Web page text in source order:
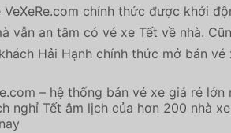
chính thức được khởi
vẫn an tâm có vé xe Tết về nhà.
Hải Hạnh chính thức mở bán vé
– hệ thống bán vé xe giá rẻ
Tết âm lịch của hơn 200 nhà